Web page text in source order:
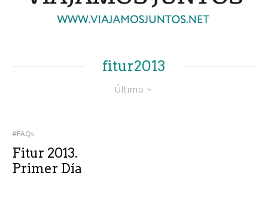
fitur2013
Último
#FAQs
Fitur 2013.
Primer Día